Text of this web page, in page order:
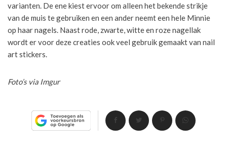
varianten. De ene kiest ervoor om alleen het bekende strikje
van de muis te gebruiken en een ander neemt een hele Minnie
op haar nagels. Naast rode, zwarte, witte en roze nagellak
wordt er voor deze creaties ook veel gebruik gemaakt van nail
art stickers.
Foto’s via Imgur